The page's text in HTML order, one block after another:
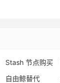
Stash 节点购买
自由鲸替代